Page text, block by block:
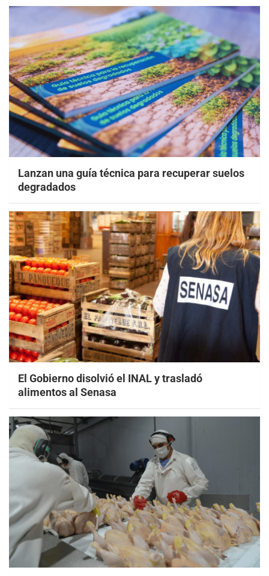
Lanzan una guía técnica para recuperar suelos
degradados
El Gobierno disolvió el INAL y trasladó
alimentos al Senasa